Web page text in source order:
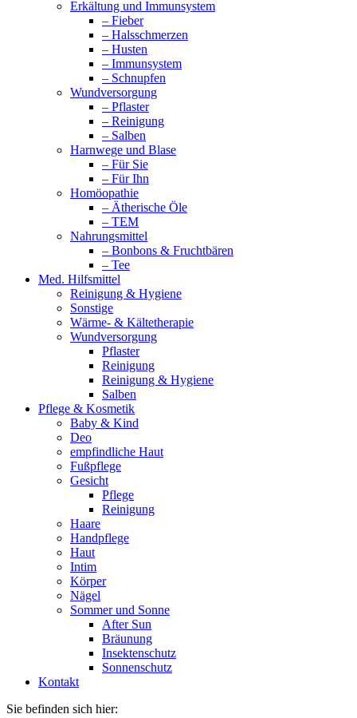
Erkältung und Immunsystem
– Fieber
– Halsschmerzen
– Husten
– Immunsystem
– Schnupfen
Wundversorgung
– Pflaster
– Reinigung
– Salben
Harnwege und Blase
– Für Sie
– Für Ihn
Homöopathie
– Ätherische Öle
– TEM
Nahrungsmittel
– Bonbons & Fruchtbären
– Tee
Med. Hilfsmittel
Reinigung & Hygiene
Sonstige
Wärme- & Kältetherapie
Wundversorgung
Pflaster
Reinigung
Reinigung & Hygiene
Salben
Pflege & Kosmetik
Baby & Kind
Deo
empfindliche Haut
Fußpflege
Gesicht
Pflege
Reinigung
Haare
Handpflege
Haut
Intim
Körper
Nägel
Sommer und Sonne
After Sun
Bräunung
Insektenschutz
Sonnenschutz
Kontakt
Sie befinden sich hier: